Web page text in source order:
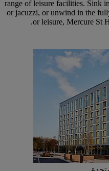
range of leisure facilities. Sink
or jacuzzi, or unwind in the
or leisure, Mercure St